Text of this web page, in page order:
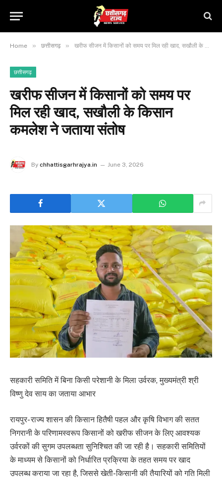
Home » छत्तीसगढ़ » खरीफ सीजन में किसानों को समय पर मिल रही खाद, सखौली के किसान कमलेश ने जताया संतोष
छत्तीसगढ़
खरीफ सीजन में किसानों को समय पर
मिल रही खाद, सखौली के किसान
कमलेश ने जताया संतोष
By chhattisgarhrajya.in June 3, 2026
सहकारी समिति में बिना किसी परेशानी के मिला उर्वरक, मुख्यमंत्री श्री
विष्णु देव साय का जताया आभार
रायपुर- राज्य शासन की किसान हितैषी पहल और कृषि विभाग की सतत
निगरानी के परिणामस्वरूप किसानों को खरीफ सीजन के लिए आवश्यक
उर्वरकों की सुगम उपलब्धता सुनिश्चित की जा रही है। सहकारी समितियों
के माध्यम से किसानों को निर्धारित प्रक्रिया के तहत समय पर खाद
उपलब्ध कराया जा रहा है, जिससे खेती-किसानी की तैयारियों को गति मिली